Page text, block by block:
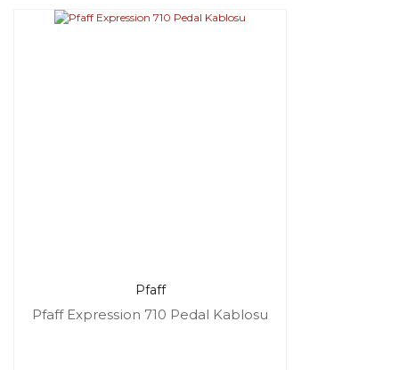
Pfaff
Pfaff Expression 710 Pedal Kablosu